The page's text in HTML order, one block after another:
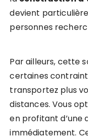
devient
personnes
Par ailleurs, cette
certaines
transportez plus
distances. Vous
en profitant d’une
immédiatement.